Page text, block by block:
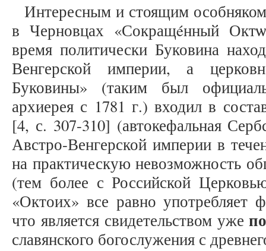
Интересным и стоящим
в Черновцах «Сокращéнный
время политически Буковина
Венгерской империи, а
Буковины» (таким был
архиерея с 1781 г.) входил в
[4, с. 307-310] (автокефальная
Австро-Венгерской империи в
на практическую невозможность
(тем более с Российской
«Октоих» все равно
что является свидетельством уже
славянского богослужения с